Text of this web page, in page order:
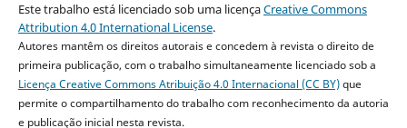
Este trabalho está licenciado sob uma licençaCreative Commons
Attribution 4.0 International License.
Autores mantêm os direitos autorais e concedem à revista o direito de
primeira publicação, com o trabalho simultaneamente licenciado sob a
Licença Creative Commons Atribuição 4.0 Internacional (CC BY)que
permite o compartilhamento do trabalho com reconhecimento da autoria
e publicação inicial nesta revista.